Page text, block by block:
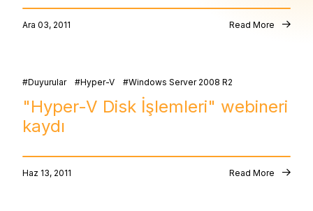
Ara 03, 2011 Read More
Duyurular Hyper-V Windows Server 2008 R2
"Hyper-V Disk İşlemleri" webineri
kaydı
Haz 13, 2011 Read More